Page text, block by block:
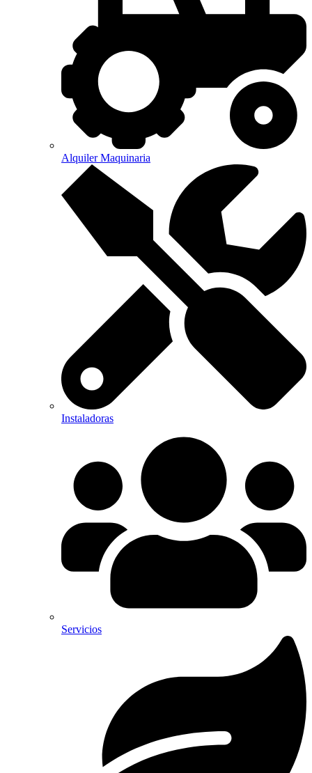
Alquiler Maquinaria
Instaladoras
Servicios